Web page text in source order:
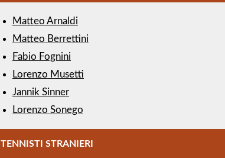
Matteo Arnaldi
Matteo Berrettini
Fabio Fognini
Lorenzo Musetti
Jannik Sinner
Lorenzo Sonego
TENNISTI STRANIERI